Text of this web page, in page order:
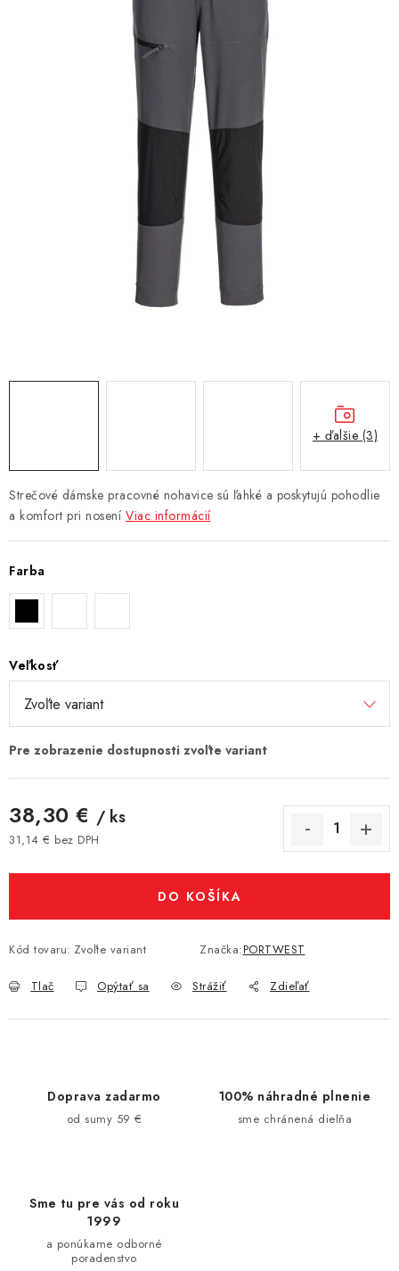
Chránená dielňa
Pre firmy
Doprava, platba a zľavy
Potlač lôg
Formulár na výmenu tovaru
Kto sme
Reklamačný poriadok
Formulár na vrátenie tovaru /odstúpenie od zmluvy
Obchodné podmienky
Zásady ochrany osobných údajov
Pravidlá a nastavenia cookies
Moja objednávka
Strečové dámske pracovné nohavice sú ľahké a poskytujú pohodlie
a komfort pri nosení Viac informácií
Farba
Veľkosť
38,30 € / ks
31,14 € bez DPH
DO KOŠÍKA
Kód tovaru: Zvoľte variant Značka:PORTWEST
Tlač Opýtať sa Strážiť Zdieľať
+ ďalšie (3)
Doprava zadarmo
od sumy 59 €
100% náhradné plnenie
sme chránená dielňa
Sme tu pre vás od roku
1999
a ponúkame odborné
poradenstvo